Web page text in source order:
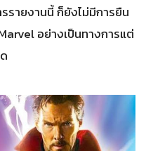
รายงานนี้ ก็ยังไม่มีการยืน
อย่างเป็นทางการแต่